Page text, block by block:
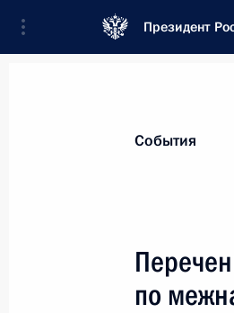
Президент
События
по